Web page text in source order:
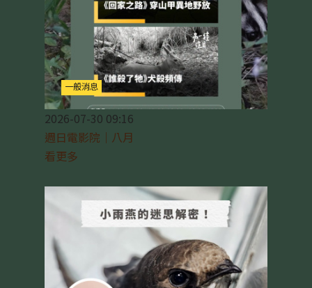
一般消息
2026-07-30 09:16
週日電影院｜八月
看更多